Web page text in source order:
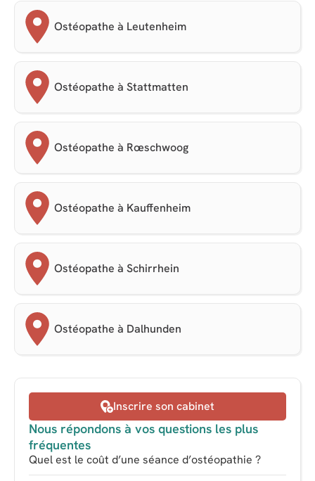
Ostéopathe à Leutenheim
Ostéopathe à Stattmatten
Ostéopathe à Rœschwoog
Ostéopathe à Kauffenheim
Ostéopathe à Schirrhein
Ostéopathe à Dalhunden
Inscrire son cabinet
Nous répondons à vos questions les plus
fréquentes
Quel est le coût d’une séance d’ostéopathie ?